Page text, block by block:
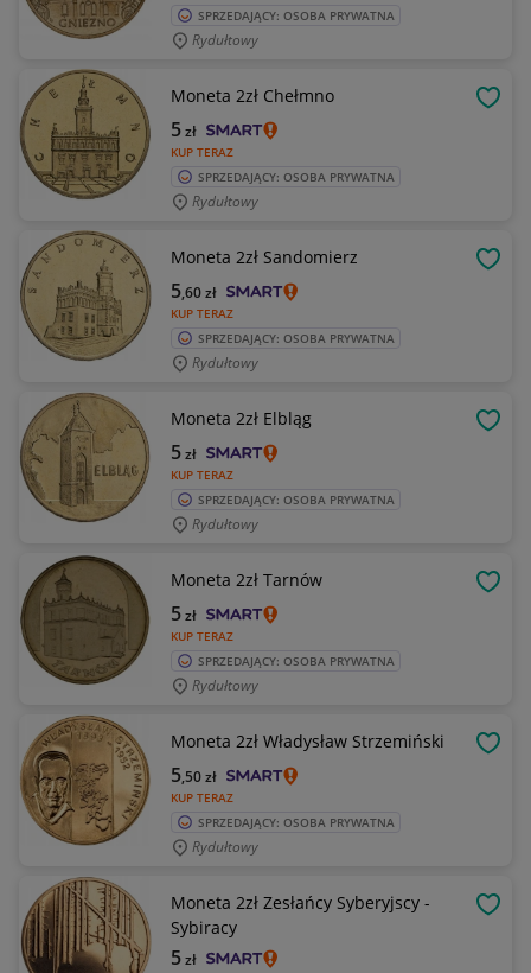
SPRZEDAJĄCY: OSOBA PRYWATNA
Rydułtowy
Moneta 2zł Chełmno
KUP TERAZ
5zł
SPRZEDAJĄCY: OSOBA PRYWATNA
Rydułtowy
Moneta 2zł Sandomierz
KUP TERAZ
5,60zł
SPRZEDAJĄCY: OSOBA PRYWATNA
Rydułtowy
Moneta 2zł Elbląg
KUP TERAZ
5zł
SPRZEDAJĄCY: OSOBA PRYWATNA
Rydułtowy
Moneta 2zł Tarnów
KUP TERAZ
5zł
SPRZEDAJĄCY: OSOBA PRYWATNA
Rydułtowy
Moneta 2zł Władysław Strzemiński
KUP TERAZ
5,50zł
SPRZEDAJĄCY: OSOBA PRYWATNA
Rydułtowy
Moneta 2zł Zesłańcy Syberyjscy -
Sybiracy
5zł